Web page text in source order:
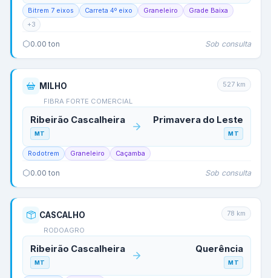
Bitrem 7 eixos Carreta 4º eixo Graneleiro
Grade Baixa
+3
0.00 ton Sob consulta
MILHO
FIBRA FORTE COMERCIAL
527 km
Ribeirão Cascalheira
MT
Primavera do Leste
MT
Rodotrem Graneleiro Caçamba
0.00 ton Sob consulta
CASCALHO
RODOAGRO
78 km
Ribeirão Cascalheira
MT
Querência
MT